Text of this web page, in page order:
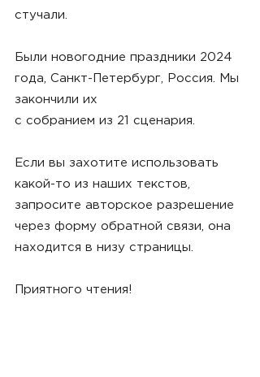
стучали.
Были новогодние праздники 2024
года, Санкт-Петербург, Россия. Мы
закончили их
с собранием из 21 сценария.
Если вы захотите использовать
какой-то из наших текстов,
запросите авторское разрешение
через форму обратной связи, она
находится в низу страницы.
Приятного чтения!